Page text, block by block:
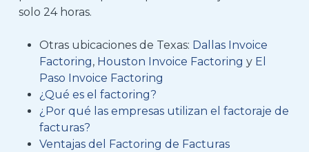
solo 24 horas.
Otras ubicaciones de Texas: Dallas Invoice
Factoring, Houston Invoice Factoring y El
Paso Invoice Factoring
¿Qué es el factoring?
¿Por qué las empresas utilizan el factoraje de
facturas?
Ventajas del Factoring de Facturas